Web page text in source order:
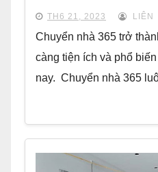
TH6 21, 2023 LIÊN
Chuyển nhà 365 trở
càng tiện ích và phổ
nay. Chuyển nhà 365